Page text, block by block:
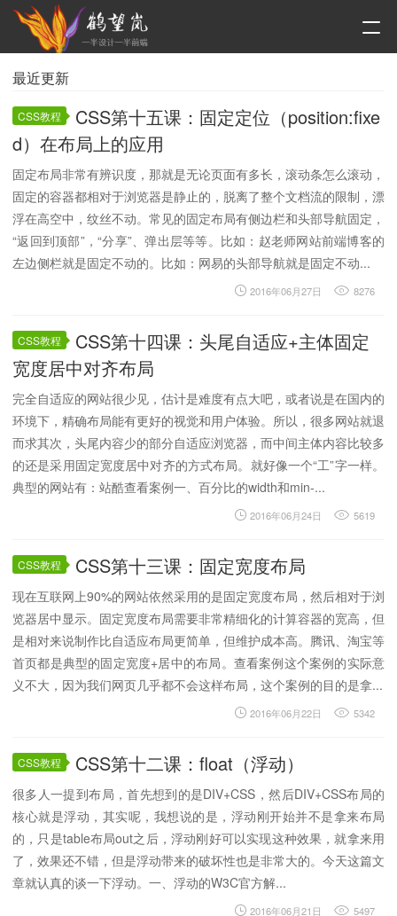
最近更新
CSS教程
CSS第十五课：固定定位（position:fixe
d）在布局上的应用
固定布局非常有辨识度，那就是无论页面有多长，滚动条怎么滚动，
固定的容器都相对于浏览器是静止的，脱离了整个文档流的限制，漂
浮在高空中，纹丝不动。常见的固定布局有侧边栏和头部导航固定，
“返回到顶部”，“分享”、弹出层等等。比如：赵老师网站前端博客的
左边侧栏就是固定不动的。比如：网易的头部导航就是固定不动...
2016年06月27日 8276
CSS教程
CSS第十四课：头尾自适应+主体固定
宽度居中对齐布局
完全自适应的网站很少见，估计是难度有点大吧，或者说是在国内的
环境下，精确布局能有更好的视觉和用户体验。所以，很多网站就退
而求其次，头尾内容少的部分自适应浏览器，而中间主体内容比较多
的还是采用固定宽度居中对齐的方式布局。就好像一个“工”字一样。
典型的网站有：站酷查看案例一、百分比的width和min-...
2016年06月24日 5619
CSS教程 CSS第十三课：固定宽度布局
现在互联网上90%的网站依然采用的是固定宽度布局，然后相对于浏
览器居中显示。固定宽度布局需要非常精细化的计算容器的宽高，但
是相对来说制作比自适应布局更简单，但维护成本高。腾讯、淘宝等
首页都是典型的固定宽度+居中的布局。查看案例这个案例的实际意
义不大，因为我们网页几乎都不会这样布局，这个案例的目的是拿...
2016年06月22日 5342
CSS教程 CSS第十二课：float（浮动）
很多人一提到布局，首先想到的是DIV+CSS，然后DIV+CSS布局的
核心就是浮动，其实呢，我想说的是，浮动刚开始并不是拿来布局
的，只是table布局out之后，浮动刚好可以实现这种效果，就拿来用
了，效果还不错，但是浮动带来的破坏性也是非常大的。今天这篇文
章就认真的谈一下浮动。一、浮动的W3C官方解...
2016年06月21日 5497